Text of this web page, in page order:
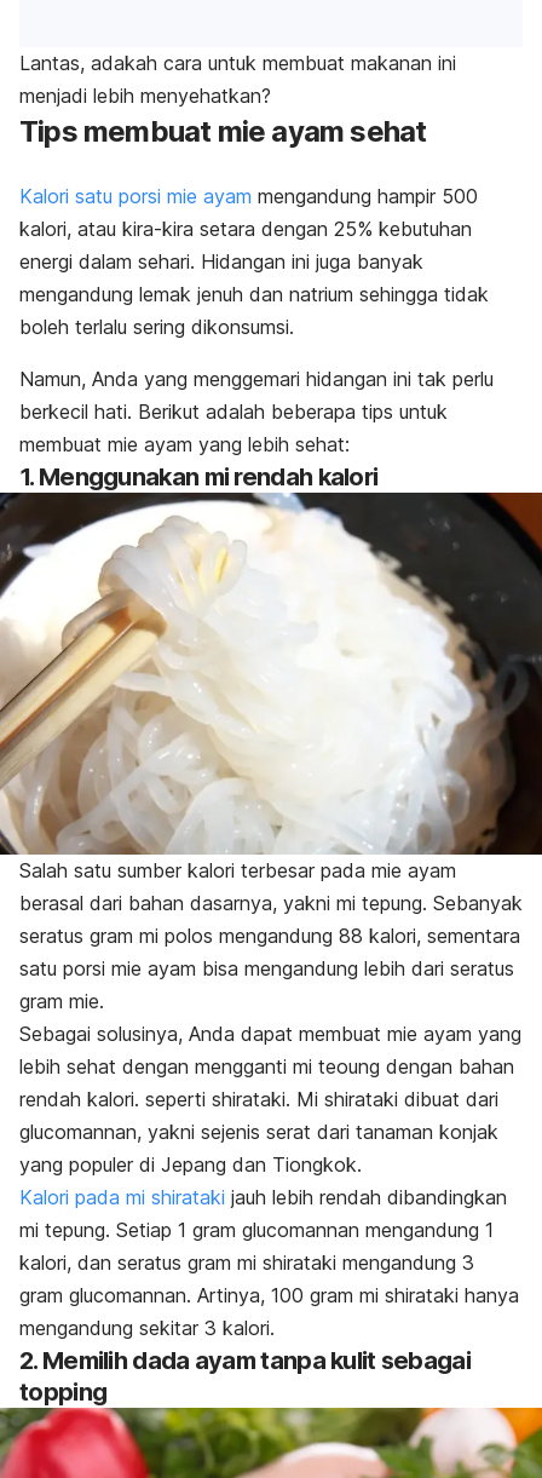
Lantas, adakah cara untuk membuat makanan ini
menjadi lebih menyehatkan?
Tips membuat mie ayam sehat
Kalori satu porsi mie ayam mengandung hampir 500
kalori, atau kira-kira setara dengan 25% kebutuhan
energi dalam sehari. Hidangan ini juga banyak
mengandung lemak jenuh dan natrium sehingga tidak
boleh terlalu sering dikonsumsi.
Namun, Anda yang menggemari hidangan ini tak perlu
berkecil hati. Berikut adalah beberapa tips untuk
membuat mie ayam yang lebih sehat:
1. Menggunakan mi rendah kalori
Salah satu sumber kalori terbesar pada mie ayam
berasal dari bahan dasarnya, yakni mi tepung. Sebanyak
seratus gram mi polos mengandung 88 kalori, sementara
satu porsi mie ayam bisa mengandung lebih dari seratus
gram mie.
Sebagai solusinya, Anda dapat membuat mie ayam yang
lebih sehat dengan mengganti mi teoung dengan bahan
rendah kalori. seperti shirataki. Mi shirataki dibuat dari
glucomannan, yakni sejenis serat dari tanaman konjak
yang populer di Jepang dan Tiongkok.
Kalori pada mi shirataki jauh lebih rendah dibandingkan
mi tepung. Setiap 1 gram glucomannan mengandung 1
kalori, dan seratus gram mi shirataki mengandung 3
gram glucomannan. Artinya, 100 gram mi shirataki hanya
mengandung sekitar 3 kalori.
2. Memilih dada ayam tanpa kulit sebagai
topping